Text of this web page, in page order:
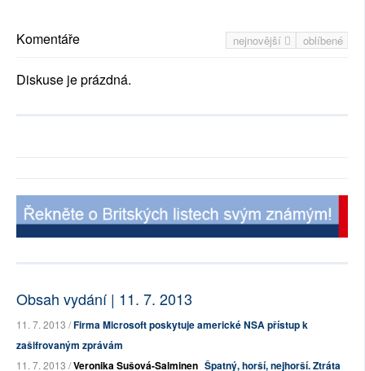
nejnovější oblíbené
Komentáře
Diskuse je prázdná.
Obsah vydání | 11. 7. 2013
11. 7. 2013 /Firma Microsoft poskytuje americké NSA přístup k
zašifrovaným zprávám
11. 7. 2013 /Veronika Sušová-Salminen Špatný, horší, nejhorší. Ztráta